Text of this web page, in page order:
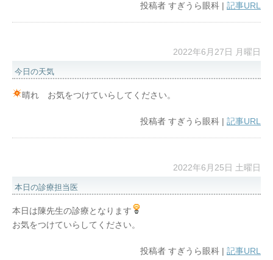
投稿者 すぎうら眼科 | 記事URL
2022年6月27日 月曜日
今日の天気
晴れ お気をつけていらしてください。
投稿者 すぎうら眼科 | 記事URL
2022年6月25日 土曜日
本日の診療担当医
本日は陳先生の診療となります
お気をつけていらしてください。
投稿者 すぎうら眼科 | 記事URL